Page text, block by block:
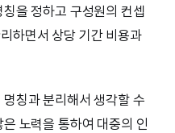
을 정하고 구성원의 컨셉
하면서 상당 기간 비용과
칭과 분리해서 생각할 수
노력을 통하여 대중의 인